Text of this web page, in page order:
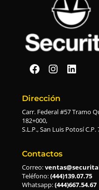
Securital en Facebook
Securital en Instagram
Securital en
Dirección
Carr. Federal #57 Tramo
182+000,
S.L.P., San Luis Potosí C.P.
Contactos
Correo:
Teléfono:(444)139.07.75
Whatsapp:(444)667.54.67